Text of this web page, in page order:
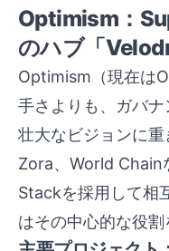
Optimism：
のハブ「
Optimism（現在は
手さよりも、ガバ
壮大なビジョンに
Zora、World Chain
Stackを採用して相
はその中心的な役割